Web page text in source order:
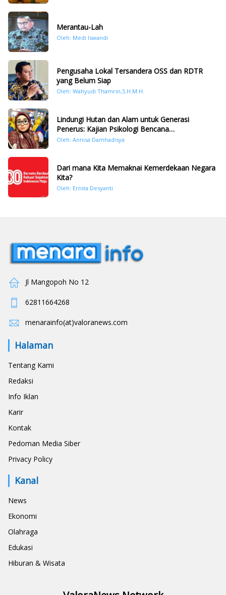
Merantau-Lah
Oleh: Medi Iswandi
Pengusaha Lokal Tersandera OSS dan RDTR
yang Belum Siap
Oleh: Wahyudi Thamrin,S.H.M.H.
Lindungi Hutan dan Alam untuk Generasi
Penerus: Kajian Psikologi Bencana
Hidrometeorologi di Sumatera Pasca Tragedi
Oleh: Annisa Damhadisya
Dari mana Kita Memaknai Kemerdekaan Negara
Kita?
Oleh: Ernita Desyanti
Jl Mangopoh No 12
62811664268
menarainfo(at)valoranews.com
Halaman
Tentang Kami
Redaksi
Info Iklan
Karir
Kontak
Pedoman Media Siber
Privacy Policy
Kanal
News
Ekonomi
Olahraga
Edukasi
Hiburan & Wisata